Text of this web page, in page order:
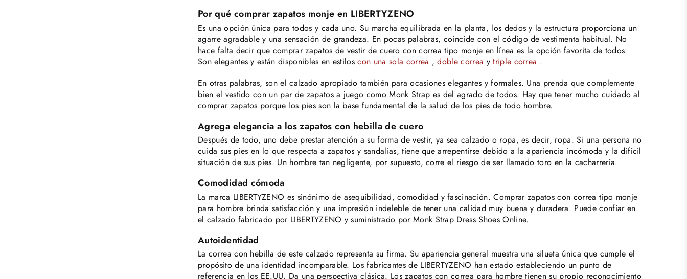
Por qué comprar zapatos monje en LIBERTYZENO
Es una opción única para todos y cada uno. Su marcha equilibrada en la planta, los dedos y la estructura proporciona un
agarre agradable y una sensación de grandeza. En pocas palabras, coincide con el código de vestimenta habitual. No
hace falta decir que comprar zapatos de vestir de cuero con correa tipo monje en línea es la opción favorita de todos.
Son elegantes y están disponibles en estiloscon una sola correa ,doble correa ytriple correa .
En otras palabras, son el calzado apropiado también para ocasiones elegantes y formales. Una prenda que complemente
bien el vestido con un par de zapatos a juego como Monk Strap es del agrado de todos. Hay que tener mucho cuidado al
comprar zapatos porque los pies son la base fundamental de la salud de los pies de todo hombre.
Agrega elegancia a los zapatos con hebilla de cuero
Después de todo, uno debe prestar atención a su forma de vestir, ya sea calzado o ropa, es decir, ropa. Si una persona no
cuida sus pies en lo que respecta a zapatos y sandalias, tiene que arrepentirse debido a la apariencia incómoda y la difícil
situación de sus pies. Un hombre tan negligente, por supuesto, corre el riesgo de ser llamado toro en la cacharrería.
Comodidad cómoda
La marca LIBERTYZENO es sinónimo de asequibilidad, comodidad y fascinación. Comprar zapatos con correa tipo monje
para hombre brinda satisfacción y una impresión indeleble de tener una calidad muy buena y duradera. Puede confiar en
el calzado fabricado por LIBERTYZENO y suministrado por Monk Strap Dress Shoes Online.
Autoidentidad
La correa con hebilla de este calzado representa su firma. Su apariencia general muestra una silueta única que cumple el
propósito de una identidad incomparable. Los fabricantes de LIBERTYZENO han estado estableciendo un punto de
referencia en los EE.UU. Da una perspectiva clásica. Los zapatos con correa para hombre tienen su propio reconocimiento